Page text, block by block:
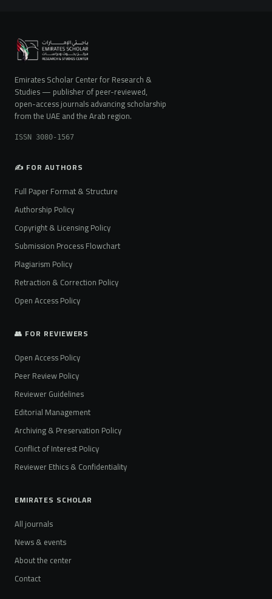
Emirates Scholar Center for Research &
Studies — publisher of peer-reviewed,
open-access journals advancing scholarship
from the UAE and the Arab region.
ISSN 3080-1567
✍️ FOR AUTHORS
Full Paper Format & Structure
Authorship Policy
Copyright & Licensing Policy
Submission Process Flowchart
Plagiarism Policy
Retraction & Correction Policy
Open Access Policy
👥 FOR REVIEWERS
Open Access Policy
Peer Review Policy
Reviewer Guidelines
Editorial Management
Archiving & Preservation Policy
Conflict of Interest Policy
Reviewer Ethics & Confidentiality
EMIRATES SCHOLAR
All journals
News & events
About the center
Contact